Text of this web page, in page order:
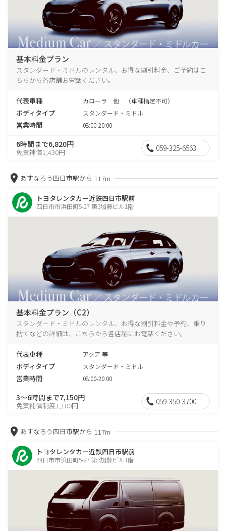
基本料金プラン
スタンダード・ミドルのレンタル、お得な割引料金、ご予約はこ
ちらから各店舗お電話ください。
代表車種 カローラ 他 （車種指定不可）
ボディタイプ スタンダード・ミドル
営業時間 08:00-20:00
6時間まで6,820円
免責補償1,430円 059-325-6563
あすなろう四日市駅から 117m
トヨタレンタカー近鉄四日市駅前
四日市市浜田町5-27 第3加藤ビル1階
基本料金プラン（C2）
スタンダード・ミドルのレンタル、お得な割引料金や予約、乗り
捨てなどの詳細は、こちらから各店舗にお電話ください。
代表車種 アクア 等
ボディタイプ スタンダード・ミドル
営業時間 08:00-20:00
3～6時間まで7,150円
免責補償制度1,100円 059-350-3700
あすなろう四日市駅から 117m
トヨタレンタカー近鉄四日市駅前
四日市市浜田町5-27 第3加藤ビル1階